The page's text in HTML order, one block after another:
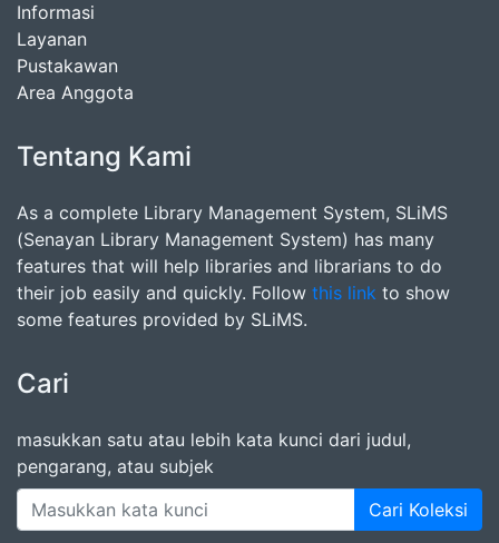
Informasi
Layanan
Pustakawan
Area Anggota
Tentang Kami
As a complete Library Management System, SLiMS
(Senayan Library Management System) has many
features that will help libraries and librarians to do
their job easily and quickly. Follow this link to show
some features provided by SLiMS.
Cari
masukkan satu atau lebih kata kunci dari judul,
pengarang, atau subjek
Cari Koleksi